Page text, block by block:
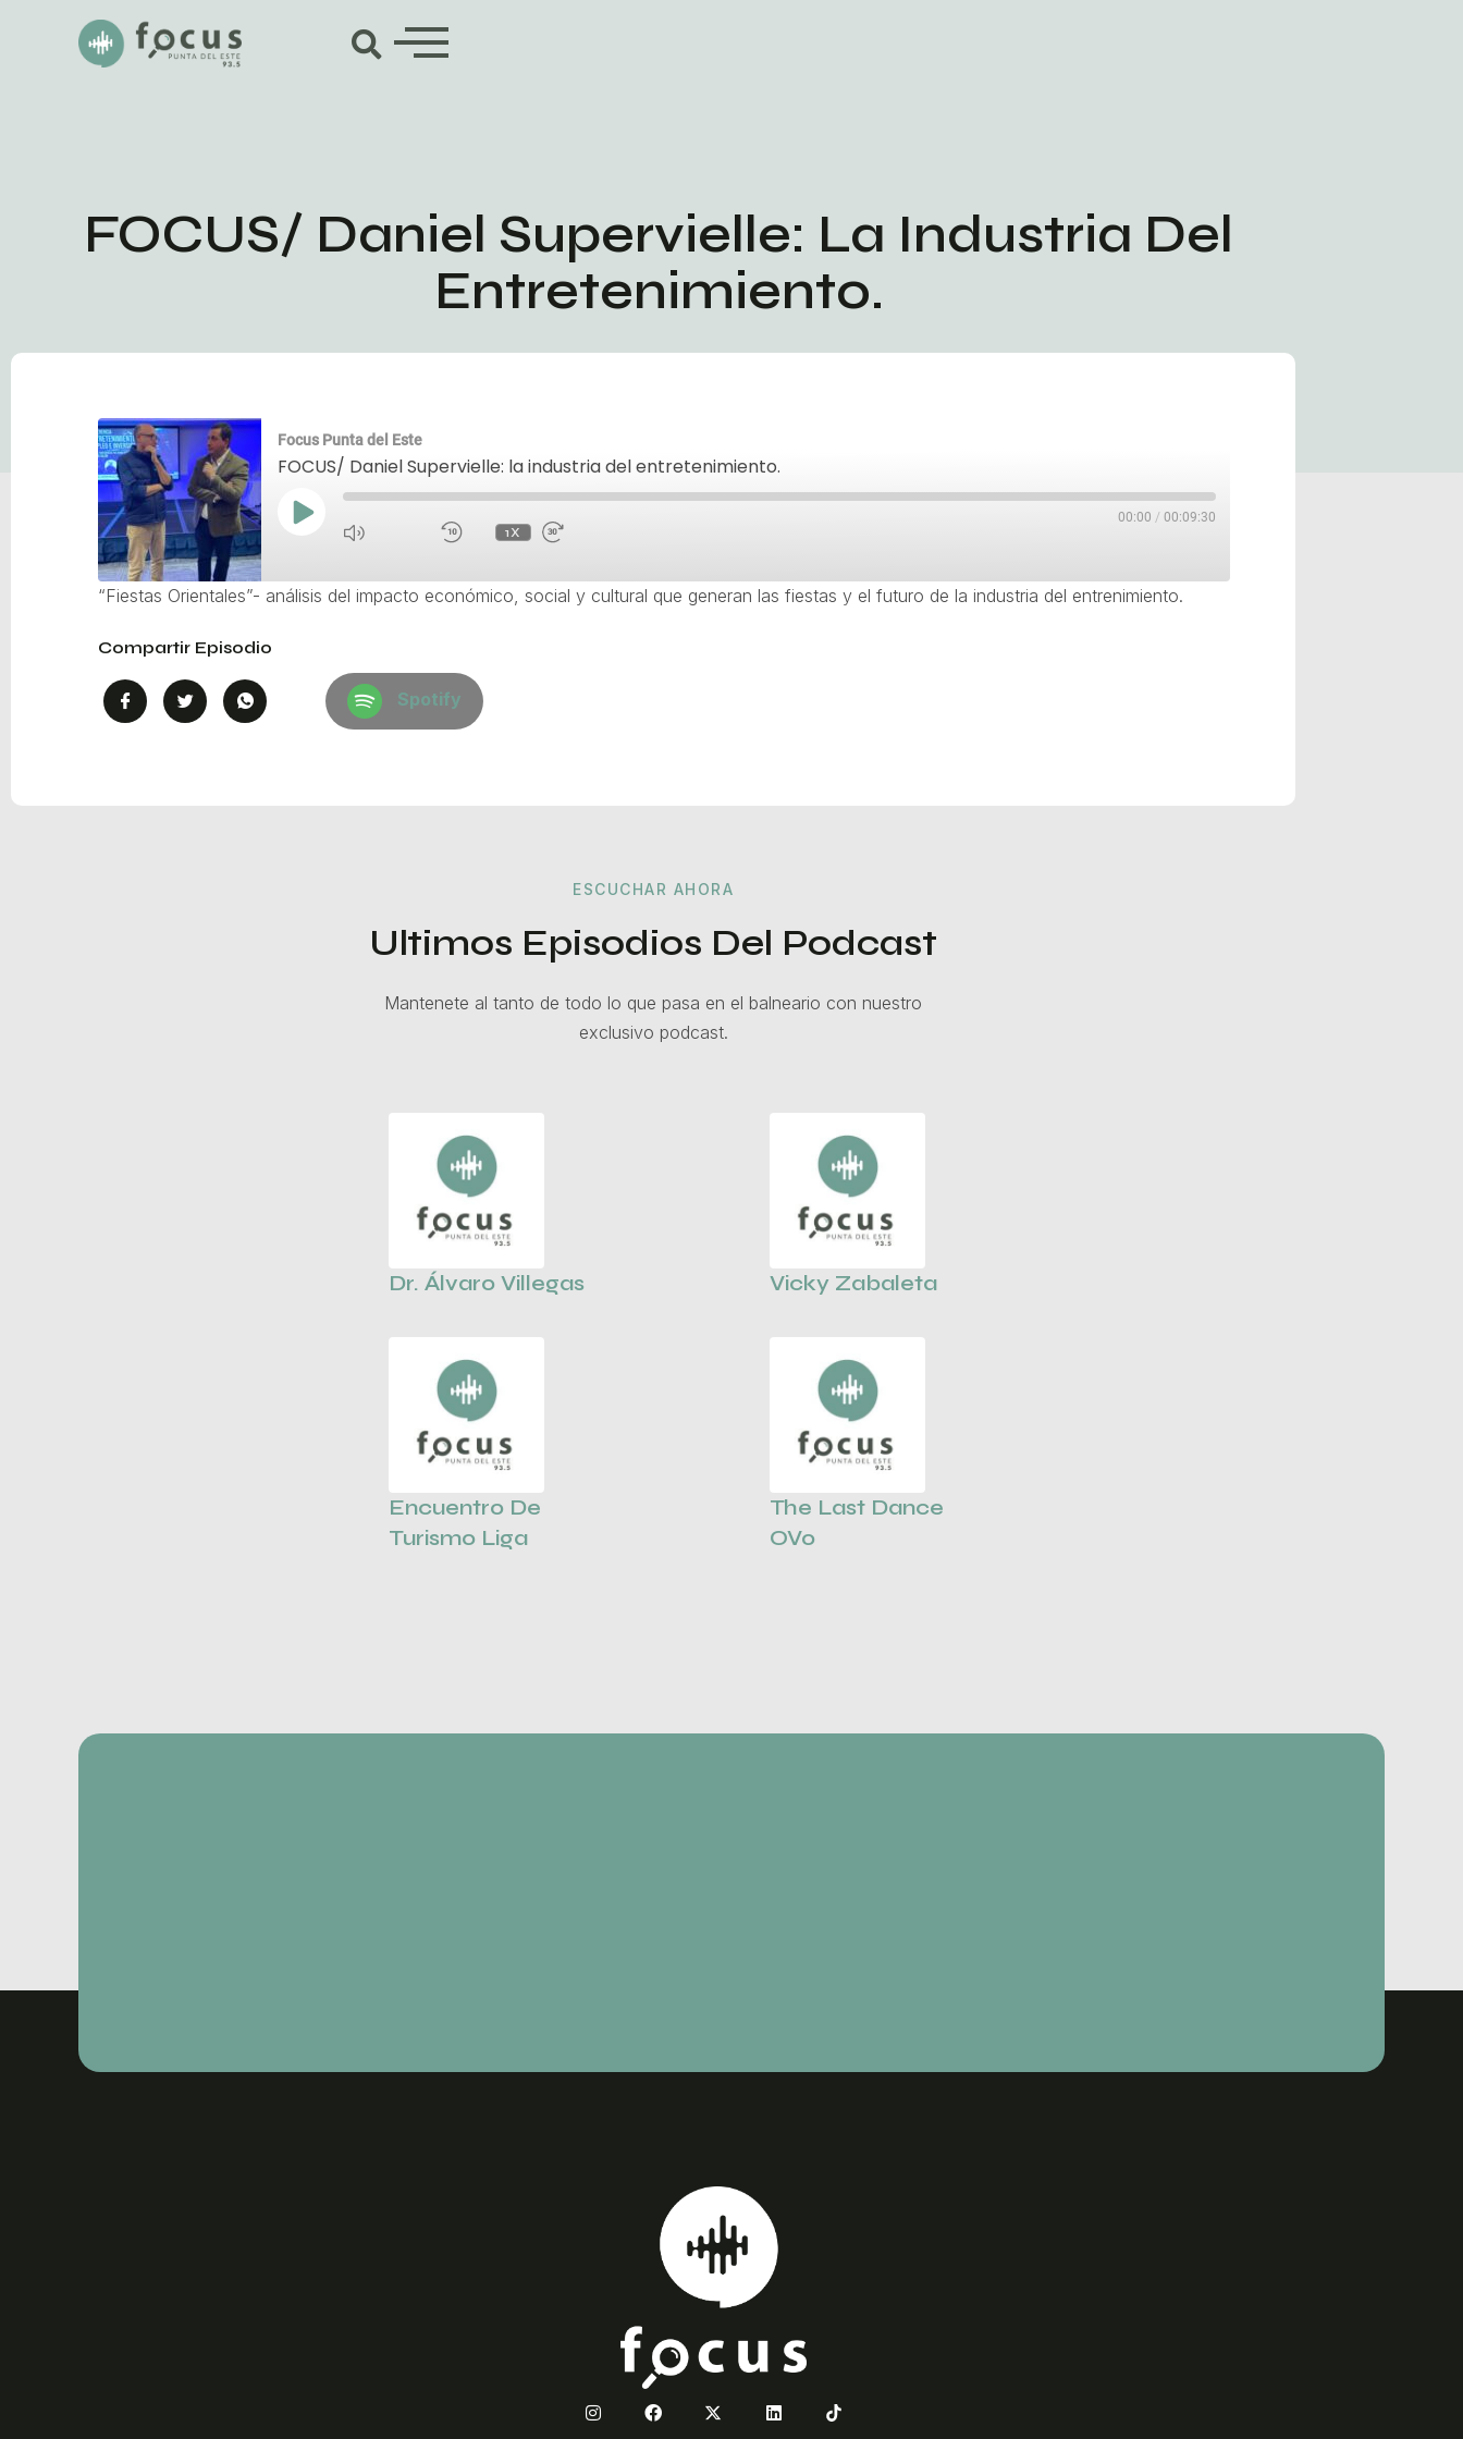
FOCUS/ Daniel Supervielle: La Industria Del
Entretenimiento.
Focus Punta del Este
FOCUS/ Daniel Supervielle: la industria del entretenimiento.
1X
00:00 / 00:09:30
“Fiestas Orientales”- análisis del impacto económico, social y cultural que generan las fiestas y el futuro de la industria del entrenimiento.
Compartir Episodio
Spotify
ESCUCHAR AHORA
Ultimos Episodios Del Podcast
Mantenete al tanto de todo lo que pasa en el balneario con nuestro
exclusivo podcast.
Dr. Álvaro Villegas Vicky Zabaleta
Encuentro De
Turismo Liga
The Last Dance
OVo